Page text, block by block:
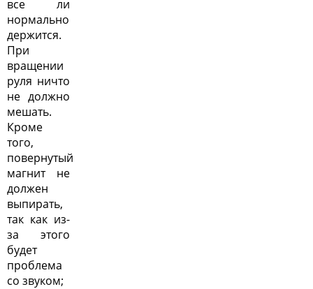
все ли
нормально
держится.
При
вращении
руля ничто
не должно
мешать.
Кроме
того,
повернутый
магнит не
должен
выпирать,
так как из-
за этого
будет
проблема
со звуком;